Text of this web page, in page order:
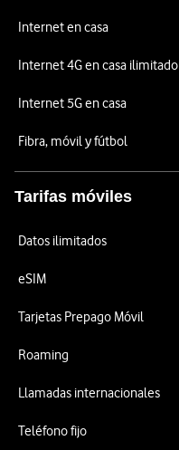
Internet en casa
Internet 4G en casa ilimitado
Internet 5G en casa
Fibra, móvil y fútbol
Tarifas móviles
Datos ilimitados
eSIM
Tarjetas Prepago Móvil
Roaming
Llamadas internacionales
Teléfono fijo